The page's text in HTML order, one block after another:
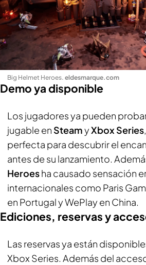
Big Helmet Heroes. eldesmarque.com
Demo ya disponible
Los jugadores ya pueden
jugable en SteamyXbox Series
perfecta para descubrir el
antes de su lanzamiento.
Heroesha causado sensación
internacionales como Paris
en Portugal y WePlay en China.
Ediciones, reservas y
Las reservas ya están
Xbox Series. Además del